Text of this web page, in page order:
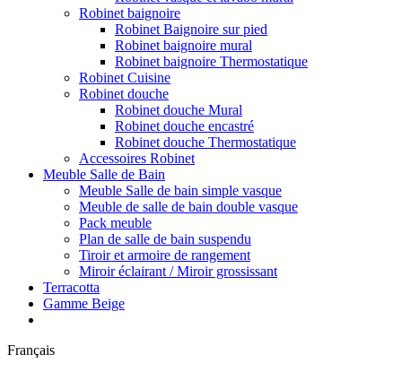
Robinet baignoire
Robinet Baignoire sur pied
Robinet baignoire mural
Robinet baignoire Thermostatique
Robinet Cuisine
Robinet douche
Robinet douche Mural
Robinet douche encastré
Robinet douche Thermostatique
Accessoires Robinet
Meuble Salle de Bain
Meuble Salle de bain simple vasque
Meuble de salle de bain double vasque
Pack meuble
Plan de salle de bain suspendu
Tiroir et armoire de rangement
Miroir éclairant / Miroir grossissant
Terracotta
Gamme Beige
Français